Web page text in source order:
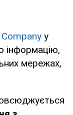
у
інформацію,
мережах,